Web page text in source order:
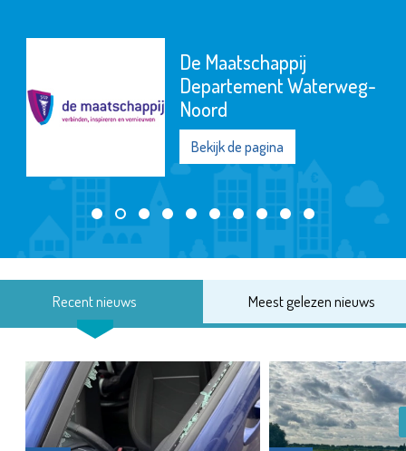
De Maatschappij
Departement Waterweg-
Noord
Bekijk de pagina
Recent nieuws Meest gelezen nieuws